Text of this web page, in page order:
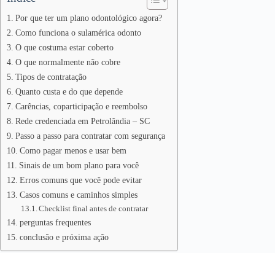
Por que ter um plano odontológico agora?
Como funciona o sulamérica odonto
O que costuma estar coberto
O que normalmente não cobre
Tipos de contratação
Quanto custa e do que depende
Carências, coparticipação e reembolso
Rede credenciada em Petrolândia – SC
Passo a passo para contratar com segurança
Como pagar menos e usar bem
Sinais de um bom plano para você
Erros comuns que você pode evitar
Casos comuns e caminhos simples
Checklist final antes de contratar
perguntas frequentes
conclusão e próxima ação